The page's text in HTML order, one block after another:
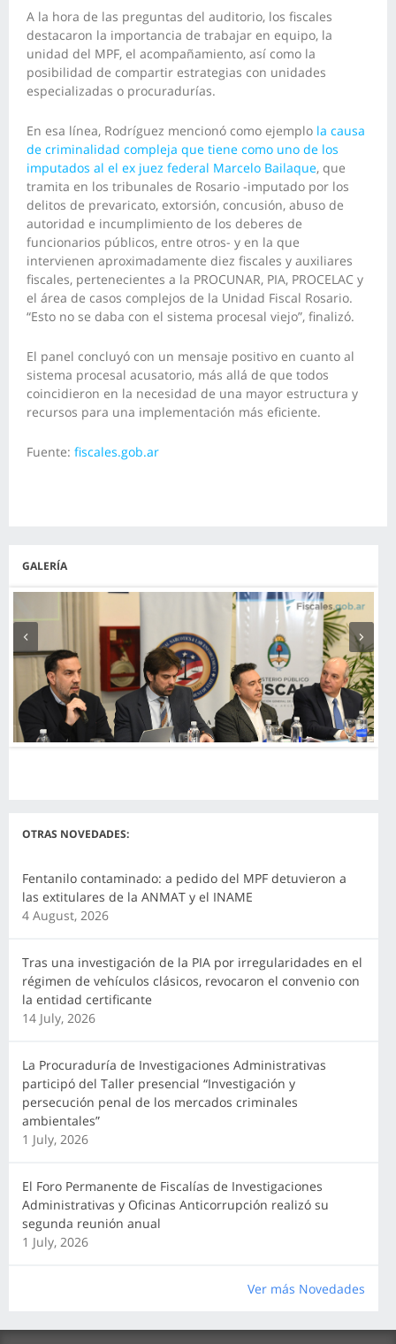
A la hora de las preguntas del auditorio, los fiscales
destacaron la importancia de trabajar en equipo, la
unidad del MPF, el acompañamiento, así como la
posibilidad de compartir estrategias con unidades
especializadas o procuradurías.
En esa línea, Rodríguez mencionó como ejemplo la causa
de criminalidad compleja que tiene como uno de los
imputados al el ex juez federal Marcelo Bailaque, que
tramita en los tribunales de Rosario -imputado por los
delitos de prevaricato, extorsión, concusión, abuso de
autoridad e incumplimiento de los deberes de
funcionarios públicos, entre otros- y en la que
intervienen aproximadamente diez fiscales y auxiliares
fiscales, pertenecientes a la PROCUNAR, PIA, PROCELAC y
el área de casos complejos de la Unidad Fiscal Rosario.
“Esto no se daba con el sistema procesal viejo”, finalizó.
El panel concluyó con un mensaje positivo en cuanto al
sistema procesal acusatorio, más allá de que todos
coincidieron en la necesidad de una mayor estructura y
recursos para una implementación más eficiente.
Fuente: fiscales.gob.ar
GALERÍA
Anterior Siguiente
OTRAS NOVEDADES:
Fentanilo contaminado: a pedido del MPF detuvieron a
las extitulares de la ANMAT y el INAME
4 August, 2026
Tras una investigación de la PIA por irregularidades en el
régimen de vehículos clásicos, revocaron el convenio con
la entidad certificante
14 July, 2026
La Procuraduría de Investigaciones Administrativas
participó del Taller presencial “Investigación y
persecución penal de los mercados criminales
ambientales”
1 July, 2026
El Foro Permanente de Fiscalías de Investigaciones
Administrativas y Oficinas Anticorrupción realizó su
segunda reunión anual
1 July, 2026
Ver más Novedades